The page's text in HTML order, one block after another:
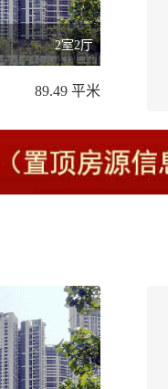
2室2厅
89.49 平米